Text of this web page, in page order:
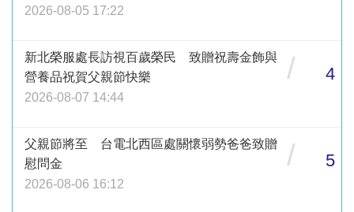
2026-08-05 17:22
新北榮服處長訪視百歲榮民 致贈祝壽金飾與
營養品祝賀父親節快樂
2026-08-07 14:44
/ 4
父親節將至 台電北西區處關懷弱勢爸爸致贈
慰問金
2026-08-06 16:12
/ 5